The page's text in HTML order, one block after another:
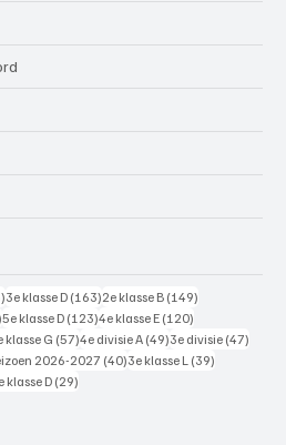
165 posts
3e klasse D (163)163 posts
2e klasse B (149)
125 posts
5e klasse D (123)123 posts
4e klasse E (120)
posts
klasse G (57)57 posts
4e divisie A (49)49 posts
3e divisie (47)
posts 2026-2027 (40)40 posts
3e klasse L (39)
posts
klasse D (29)